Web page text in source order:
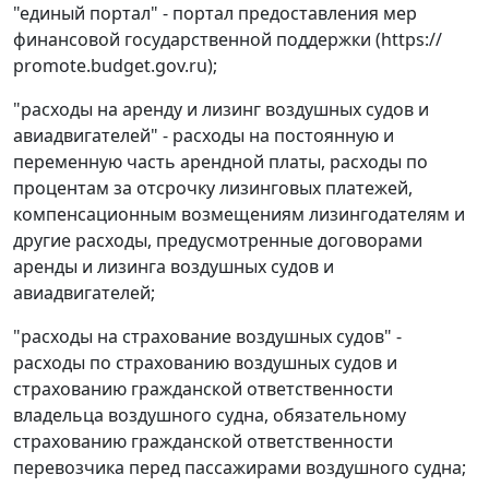
"единый портал" - портал предоставления мер
финансовой государственной поддержки (https://
promote.budget.gov.ru);
"расходы на аренду и лизинг воздушных судов и
авиадвигателей" - расходы на постоянную и
переменную часть арендной платы, расходы по
процентам за отсрочку лизинговых платежей,
компенсационным возмещениям лизингодателям и
другие расходы, предусмотренные договорами
аренды и лизинга воздушных судов и
авиадвигателей;
"расходы на страхование воздушных судов" -
расходы по страхованию воздушных судов и
страхованию гражданской ответственности
владельца воздушного судна, обязательному
страхованию гражданской ответственности
перевозчика перед пассажирами воздушного судна;